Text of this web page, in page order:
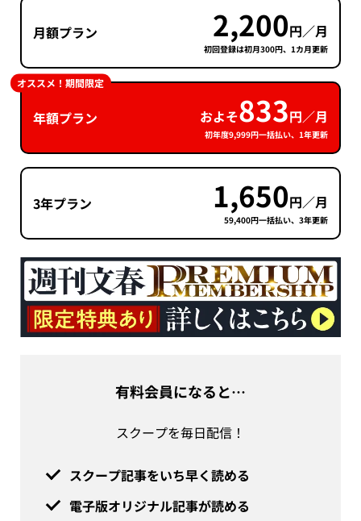
月額プラン 2,200円／月
初回登録は初月300円、1カ月更新
年額プラン およそ833円／月
初年度9,999円一括払い、1年更新
オススメ！期間限定
3年プラン 1,650円／月
59,400円一括払い、3年更新
有料会員になると…
スクープを毎日配信！
スクープ記事をいち早く読める
電子版オリジナル記事が読める